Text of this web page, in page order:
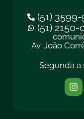
(51)
(51) 2150-
Av. João
Segunda a